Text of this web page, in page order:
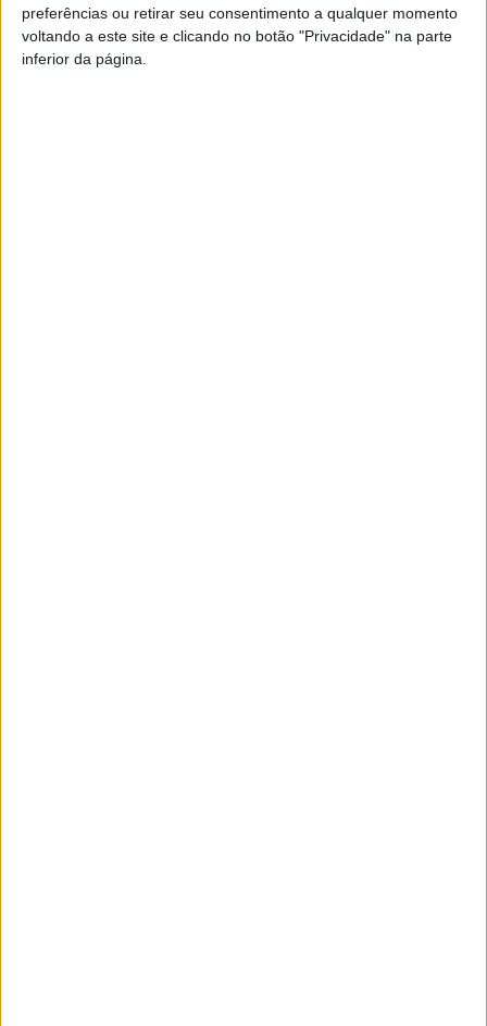
preferências ou retirar seu consentimento a qualquer momento
voltando a este site e clicando no botão "Privacidade" na parte
inferior da página.